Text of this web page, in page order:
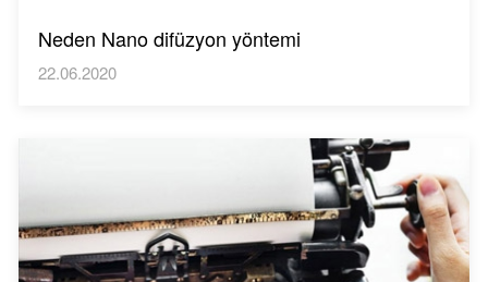
Neden Nano difüzyon yöntemi
22.06.2020